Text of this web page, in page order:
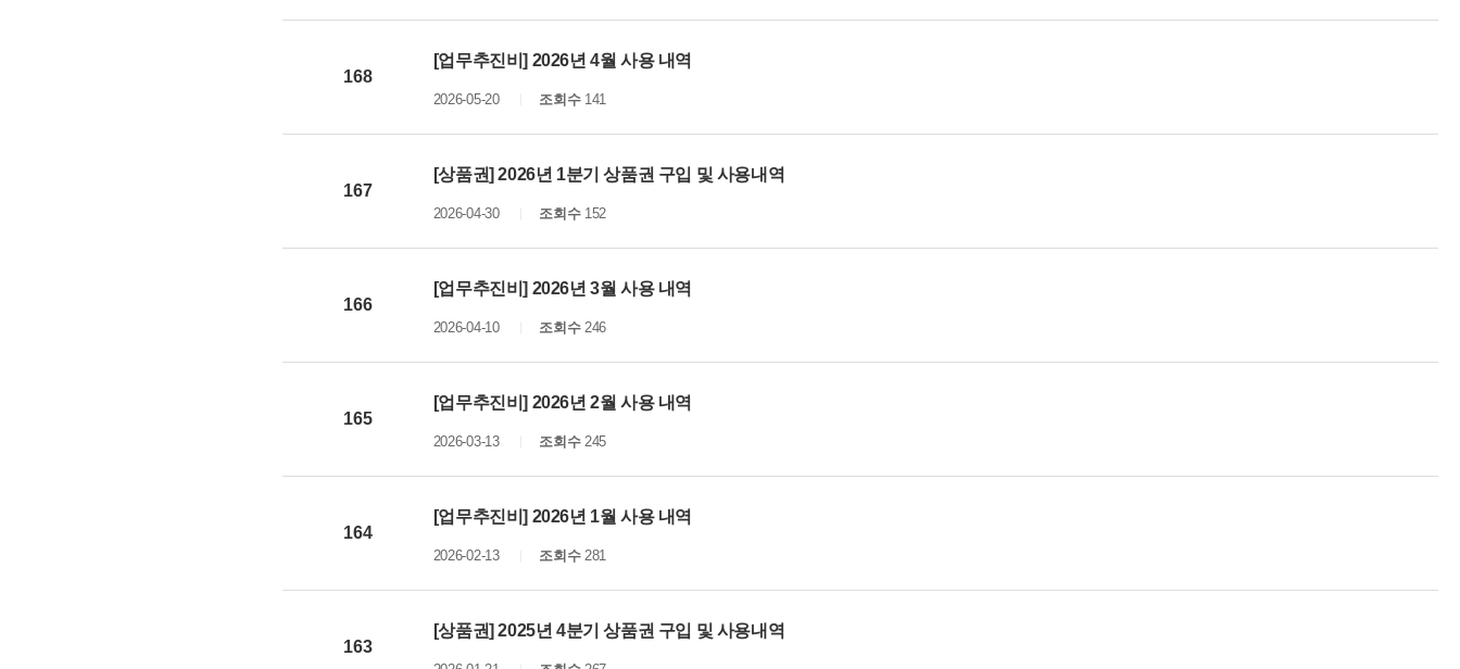
168
[업무추진비] 2026년 4월 사용 내역
2026-05-20 조회수141
167
[상품권] 2026년 1분기 상품권 구입 및 사용내역
2026-04-30 조회수152
166
[업무추진비] 2026년 3월 사용 내역
2026-04-10 조회수246
165
[업무추진비] 2026년 2월 사용 내역
2026-03-13 조회수245
164
[업무추진비] 2026년 1월 사용 내역
2026-02-13 조회수281
163
[상품권] 2025년 4분기 상품권 구입 및 사용내역